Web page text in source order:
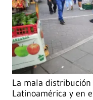
La mala
Latinoamérica y en